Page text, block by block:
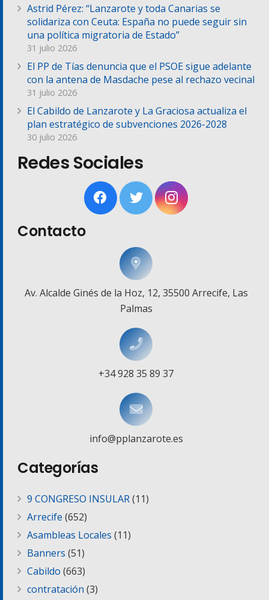
Astrid Pérez: “Lanzarote y toda Canarias se
solidariza con Ceuta: España no puede seguir sin
una política migratoria de Estado”
31 julio 2026
El PP de Tías denuncia que el PSOE sigue adelante
con la antena de Masdache pese al rechazo vecinal
31 julio 2026
El Cabildo de Lanzarote y La Graciosa actualiza el
plan estratégico de subvenciones 2026-2028
30 julio 2026
Redes Sociales
Contacto
Av. Alcalde Ginés de la Hoz, 12, 35500 Arrecife, Las
Palmas
+34 928 35 89 37
info@pplanzarote.es
Categorías
9 CONGRESO INSULAR(11)
Arrecife (652)
Asambleas Locales (11)
Banners (51)
Cabildo (663)
contratación (3)